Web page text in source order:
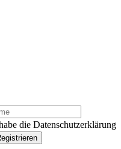
die Datenschutzerklärung